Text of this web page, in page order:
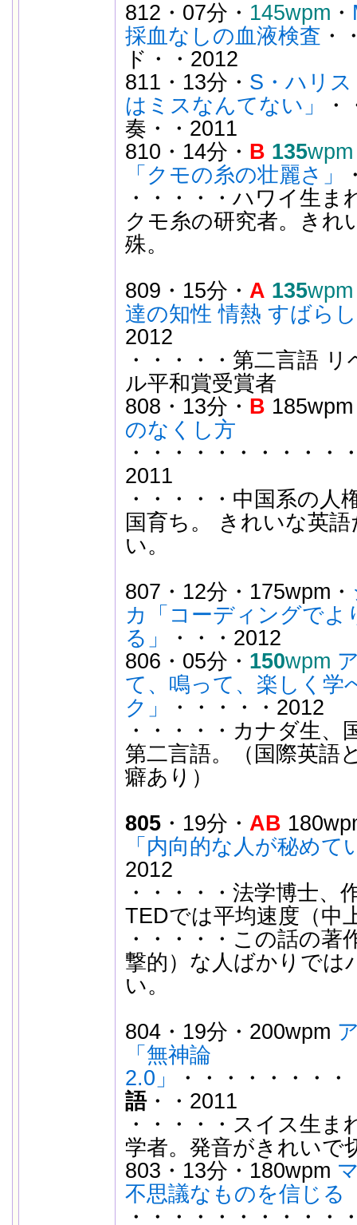
812・07分・ 145wpm ・
採血なしの血液検査 ・
ド・・2012
811・13分・ S・ハリ
はミスなんてない」
奏・・2011
810・14分・ B 135wpm
「クモの糸の壮麗さ」
・・・・・ハワイ生ま
クモ糸の研究者。きれ
殊。
809・15分・ A 135wpm
達の知性 情熱 すばら
2012
・・・・・第二言語
ル平和賞受賞者
808・13分・ B
のなくし方
・・・・・・・・・・
2011
・・・・・中国系の人
国育ち。 きれいな英
い。
807・12分・175wpm・
カ「コーディングでよ
る」
・・・2012
806・05分・ 150wpm
て、鳴って、楽しく学
ク」
・・・・・2012
・・・・・カナダ生
第二言語。（国際英語
癖あり）
805・19分・ AB
「内向的な人が秘めて
2012
・・・・・法学博士、
TEDでは平均速度（中
・・・・・この話の著
撃的）な人ばかりでは
い。
804・19分・200wpm
「無神論
2.0」
・・・・・・・
語・・2011
・・・・・スイス生
学者。発音がきれいで
803・13分・180wpm
不思議なものを信じる
・・・・・・・・・・